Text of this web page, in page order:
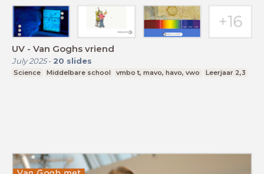
UV - Van Goghs vriend
July 2025- 20 slides
Science Middelbare school vmbo t, mavo, havo, vwo Leerjaar 2,3